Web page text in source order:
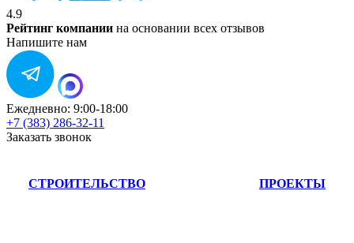
4.9
Рейтинг компании на основании всех отзывов
Напишите нам
Ежедневно: 9:00-18:00
+7 (383) 286-32-11
Заказать звонок
СТРОИТЕЛЬСТВО ПРОЕКТЫ